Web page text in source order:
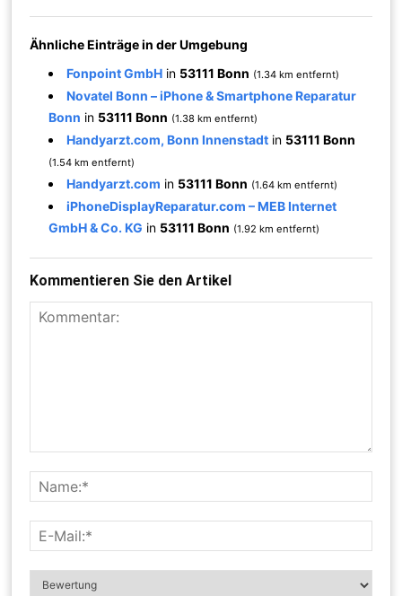
Ähnliche Einträge in der Umgebung
Fonpoint GmbH in 53111 Bonn (1.34 km entfernt)
Novatel Bonn – iPhone & Smartphone Reparatur
Bonn in 53111 Bonn (1.38 km entfernt)
Handyarzt.com, Bonn Innenstadt in 53111 Bonn
(1.54 km entfernt)
Handyarzt.com in 53111 Bonn (1.64 km entfernt)
iPhoneDisplayReparatur.com – MEB Internet
GmbH & Co. KG in 53111 Bonn (1.92 km entfernt)
Kommentieren Sie den Artikel